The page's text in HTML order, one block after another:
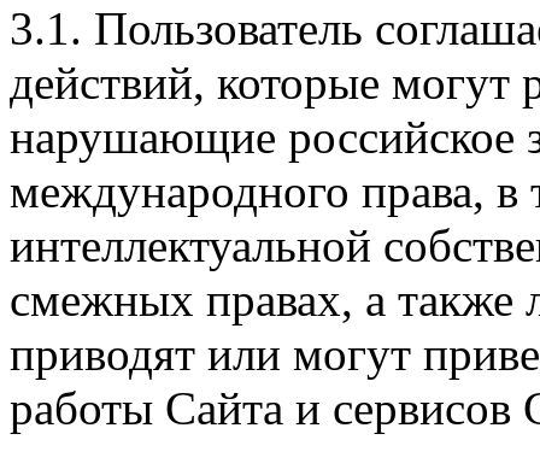
3.1. Пользователь
действий, которые могут
нарушающие российское
международного права, в
интеллектуальной
смежных правах, а также
приводят или могут
работы Сайта и сервисов